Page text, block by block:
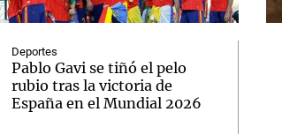
Deportes
Pablo Gavi se tiñó el pelo
rubio tras la victoria de
España en el Mundial 2026